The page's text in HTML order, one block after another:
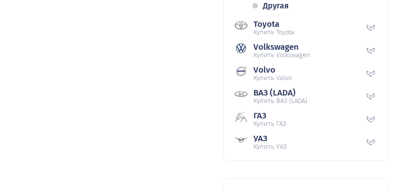
Другая
Toyota
Купить Toyota
Volkswagen
Купить Volkswagen
Volvo
Купить Volvo
ВАЗ (LADA)
Купить ВАЗ (LADA)
ГАЗ
Купить ГАЗ
УАЗ
Купить УАЗ